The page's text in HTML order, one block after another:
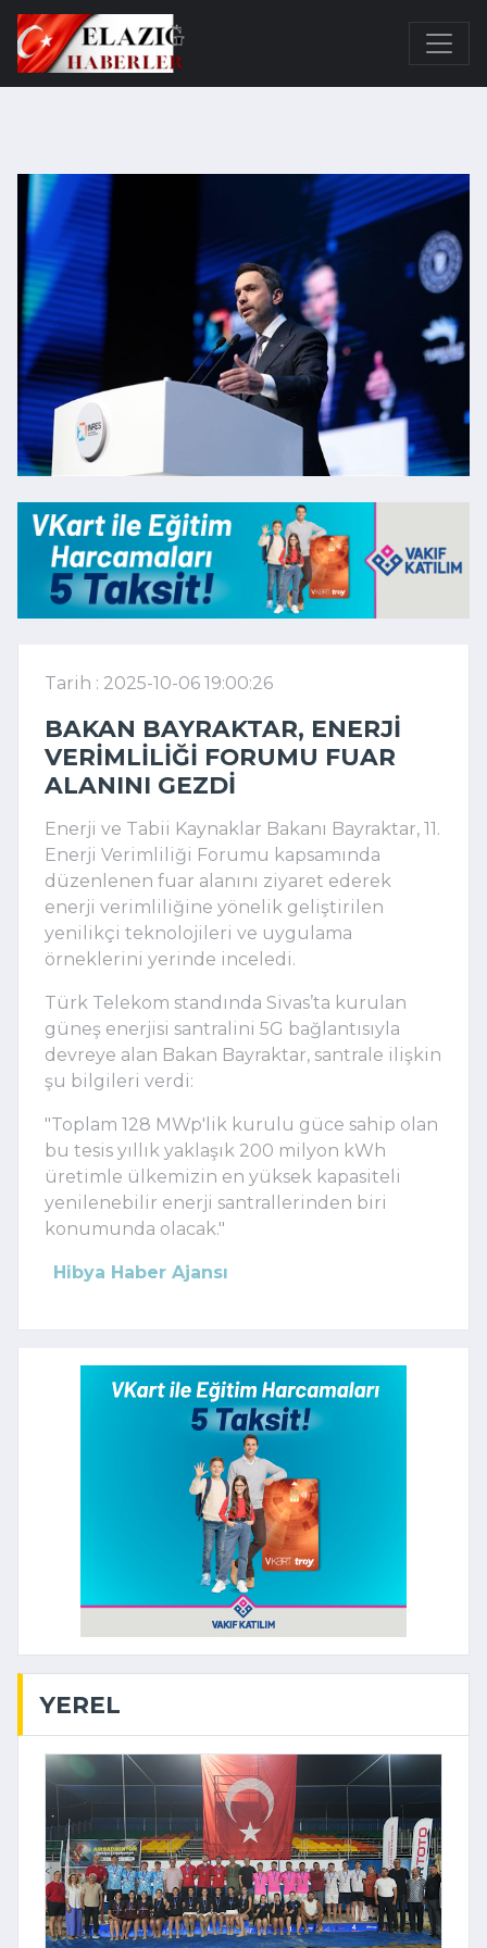
Tarih : 2025-10-06 19:00:26
BAKAN BAYRAKTAR, ENERJI
VERIMLILIĞI FORUMU FUAR
ALANINI GEZDI
Enerji ve Tabii Kaynaklar Bakanı Bayraktar, 11.
Enerji Verimliliği Forumu kapsamında
düzenlenen fuar alanını ziyaret ederek
enerji verimliliğine yönelik geliştirilen
yenilikçi teknolojileri ve uygulama
örneklerini yerinde inceledi.
Türk Telekom standında Sivas’ta kurulan
güneş enerjisi santralini 5G bağlantısıyla
devreye alan Bakan Bayraktar, santrale ilişkin
şu bilgileri verdi:
"Toplam 128 MWp'lik kurulu güce sahip olan
bu tesis yıllık yaklaşık 200 milyon kWh
üretimle ülkemizin en yüksek kapasiteli
yenilenebilir enerji santrallerinden biri
konumunda olacak."
Hibya Haber Ajansı
YEREL